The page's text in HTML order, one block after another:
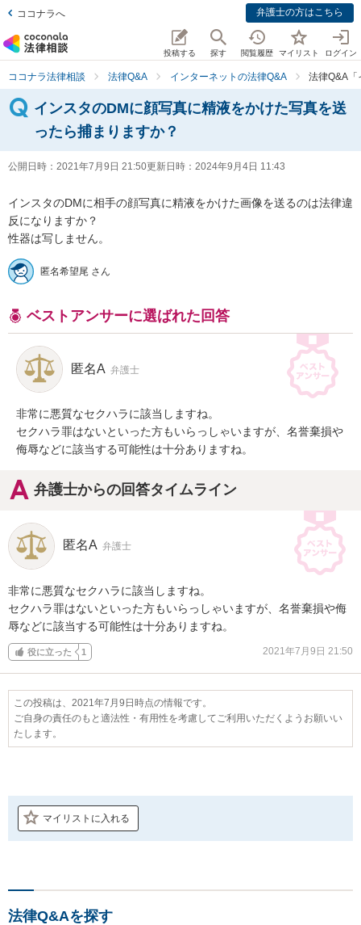
ココナラへ 弁護士の方はこちら
投稿する 探す 閲覧履歴 マイリスト ログイン
ココナラ法律相談 法律Q&A インターネットの法律Q&A 法律Q&A
インスタのDMに顔写真に精液をかけた写真を送
ったら捕まりますか？
公開日時： 2021年7月9日 21:50更新日時： 2024年9月4日 11:43
インスタのDMに相手の顔写真に精液をかけた画像を送るのは法律違
反になりますか？
性器は写しません。
匿名希望尾 さん
ベストアンサーに選ばれた回答
匿名A 弁護士
非常に悪質なセクハラに該当しますね。
セクハラ罪はないといった方もいらっしゃいますが、名誉棄損や
侮辱などに該当する可能性は十分ありますね。
弁護士からの回答タイムライン
匿名A 弁護士
非常に悪質なセクハラに該当しますね。
セクハラ罪はないといった方もいらっしゃいますが、名誉棄損や侮
辱などに該当する可能性は十分ありますね。
役に立った 1 2021年7月9日 21:50
この投稿は、2021年7月9日時点の情報です。
ご自身の責任のもと適法性・有用性を考慮してご利用いただくようお願いい
たします。
マイリストに入れる
法律Q&Aを探す